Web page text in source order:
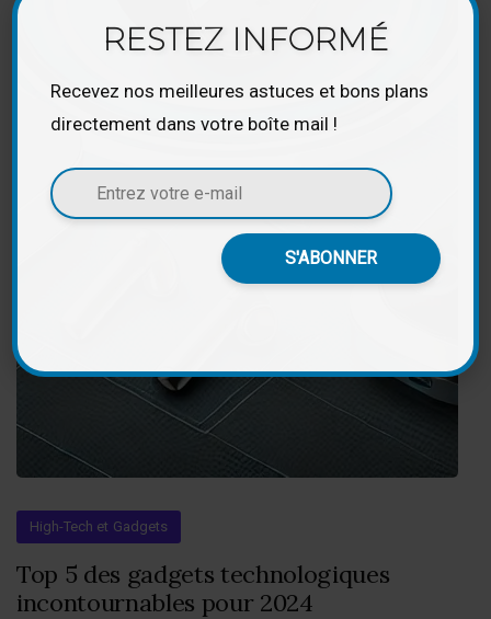
High-Tech et Gadgets
Top 5 des gadgets technologiques
incontournables pour 2024
RESTEZ INFORMÉ
Recevez nos meilleures astuces et bons plans
directement dans votre boîte mail !